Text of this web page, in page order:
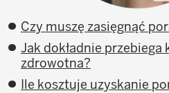
Czy muszę zasięgnąć
Jak dokładnie przebiega
zdrowotna?
Ile kosztuje uzyskanie